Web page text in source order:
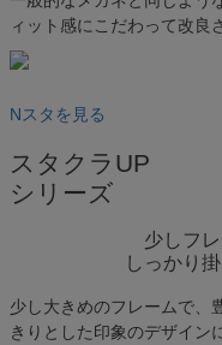
ィット感にこだわって改良
Nスタを見る
スタクラUP
シリーズ
少しフ
しっかり
少し大きめのフレームで、
きりとした印象のデザイン